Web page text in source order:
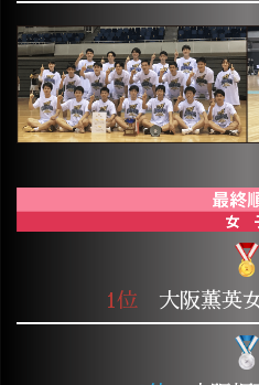
1位 大阪薫英